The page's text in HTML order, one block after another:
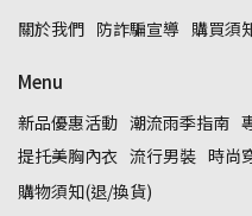
關於我們 防詐騙宣導 購買須
Menu
新品優惠活動 潮流雨季指南
提托美胸內衣 流行男裝 時尚
購物須知(退/換貨)